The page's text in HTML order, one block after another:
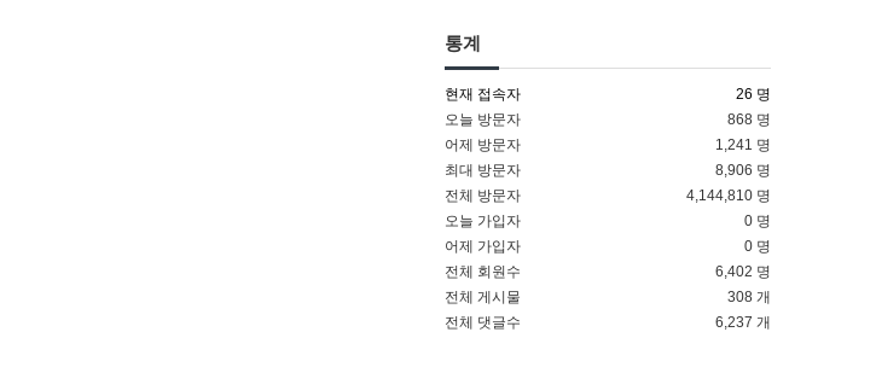
통계
현재 접속자
26 명
오늘 방문자
868 명
어제 방문자
1,241 명
최대 방문자
8,906 명
전체 방문자
4,144,810 명
오늘 가입자
0 명
어제 가입자
0 명
전체 회원수
6,402 명
전체 게시물
308 개
전체 댓글수
6,237 개